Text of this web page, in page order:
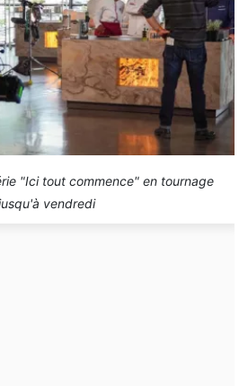
"Ici tout commence" en tournage
vendredi